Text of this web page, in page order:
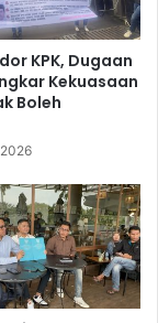
KPK, Dugaan
Kekuasaan
Boleh